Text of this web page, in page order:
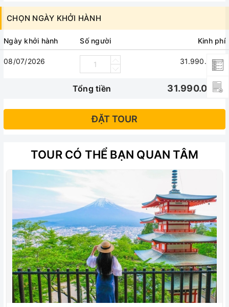
 Phụ thu phòng đơn: 8000 yen/khách/đêm.
 Các chi phí cá nhân & ăn uống ngoài chương trình.
gồm” trên.
 Giá tour không bao gồm chi phí visa tái nhập vào
Việt Nam đối với Việt kiều & Ngoại kiều
CHỌN NGÀY KHỞI HÀNH
Ngày khởi hành Số người Kinh phí
08/07/2026 31.990.000₫
Tổng tiền 31.990.000₫
ĐẶT TOUR
TOUR CÓ THỂ BẠN QUAN TÂM